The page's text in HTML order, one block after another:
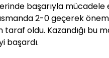
başarıyla mücadele
2-0 geçerek
oldu. Kazandığı bu
başardı.